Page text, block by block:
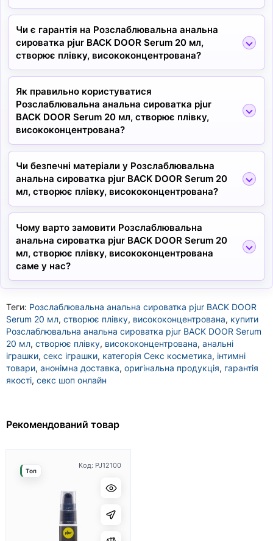
Чи є гарантія на Розслаблювальна анальна
сироватка pjur BACK DOOR Serum 20 мл,
створює плівку, висококонцентрована?
Як правильно користуватися
Розслаблювальна анальна сироватка pjur
BACK DOOR Serum 20 мл, створює плівку,
висококонцентрована?
Чи безпечні матеріали у Розслаблювальна
анальна сироватка pjur BACK DOOR Serum 20
мл, створює плівку, висококонцентрована?
Чому варто замовити Розслаблювальна
анальна сироватка pjur BACK DOOR Serum 20
мл, створює плівку, висококонцентрована
саме у нас?
Теги: Розслаблювальна анальна сироватка pjur BACK DOOR
Serum 20 мл, створює плівку, висококонцентрована, купити
Розслаблювальна анальна сироватка pjur BACK DOOR Serum
20 мл, створює плівку, висококонцентрована, анальні
іграшки, секс іграшки, категорія Секс косметика, інтимні
товари, анонімна доставка, оригінальна продукція, гарантія
якості, секс шоп онлайн
Рекомендований товар
Код: PJ12100
Топ